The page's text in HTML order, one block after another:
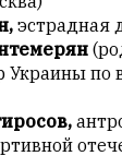
эстрадная
по